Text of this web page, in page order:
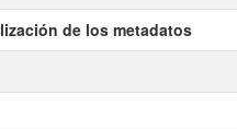
de los metadatos